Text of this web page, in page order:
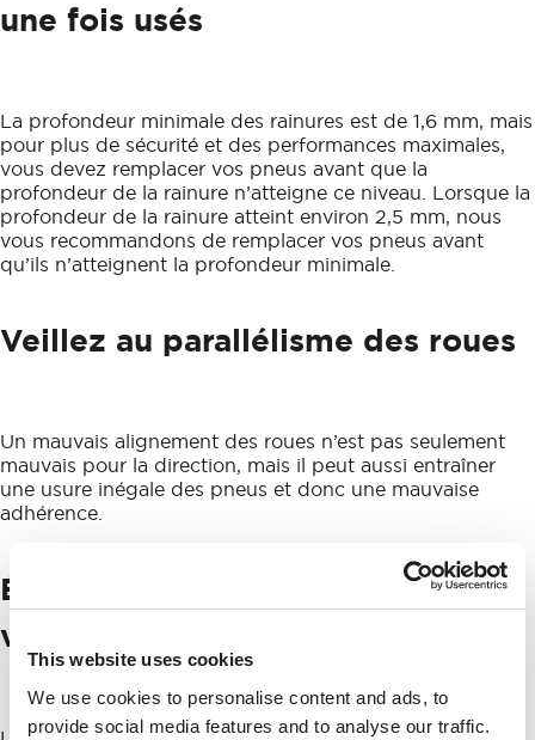
This website uses cookies
We use cookies to personalise content and ads, to
provide social media features and to analyse our traffic.
une fois usés
La profondeur minimale des rainures est de 1,6 mm, mais
pour plus de sécurité et des performances maximales,
vous devez remplacer vos pneus avant que la
profondeur de la rainure n’atteigne ce niveau. Lorsque la
profondeur de la rainure atteint environ 2,5 mm, nous
vous recommandons de remplacer vos pneus avant
qu’ils n’atteignent la profondeur minimale.
Veillez au parallélisme des roues
Un mauvais alignement des roues n’est pas seulement
mauvais pour la direction, mais il peut aussi entraîner
une usure inégale des pneus et donc une mauvaise
adhérence.
Évitez de surcharger votre
véhicule